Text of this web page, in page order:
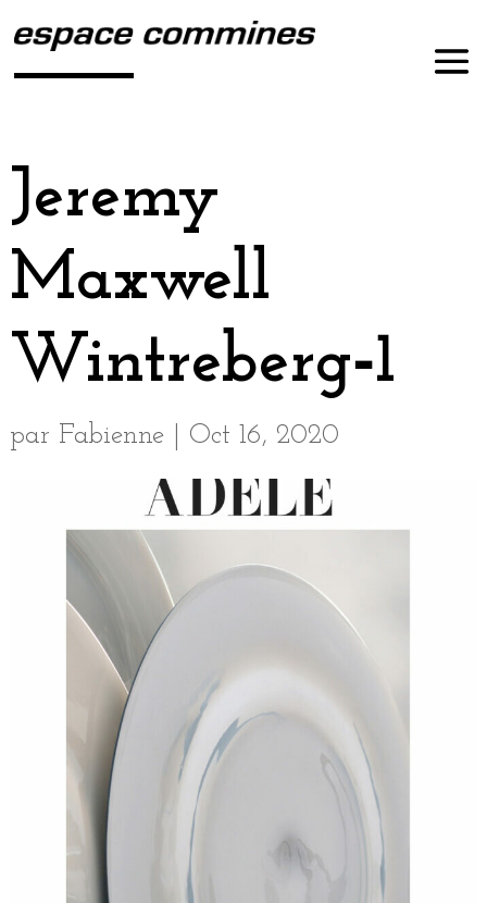
Jeremy
Maxwell
Wintreberg‑1
par Fabienne| Oct 16, 2020